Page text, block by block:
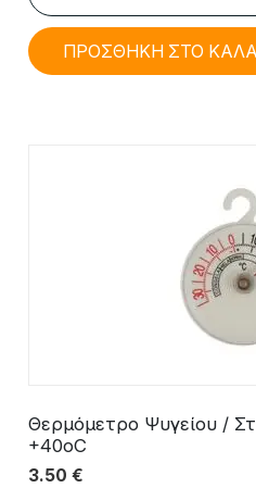
ΠΡΟΣΘΗΚΗ ΣΤΟ
Θερμόμετρο Ψυγείου /
+40οC
3.50 €